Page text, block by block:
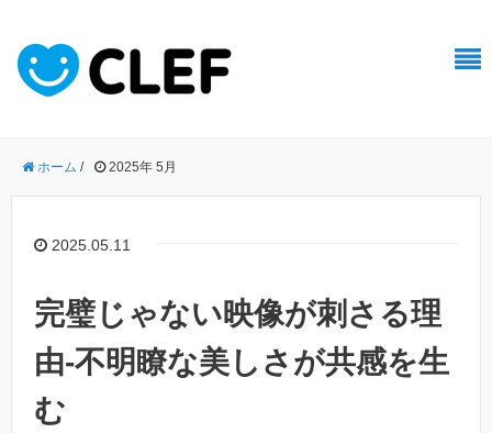
ホーム / 2025年 5月
2025.05.11
完璧じゃない映像が刺さる理
由-不明瞭な美しさが共感を生
む